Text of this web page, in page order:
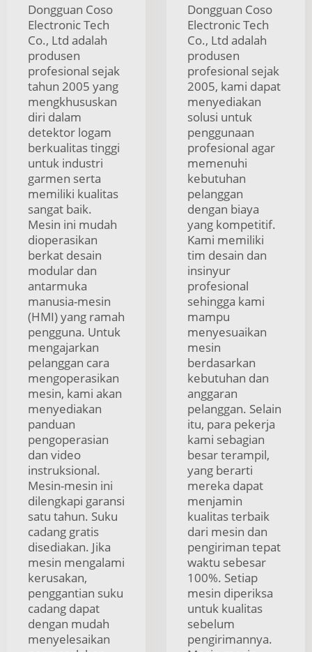
Dongguan Coso
Electronic Tech
Co., Ltd adalah
produsen
profesional sejak
tahun 2005 yang
mengkhususkan
diri dalam
detektor logam
berkualitas tinggi
untuk industri
garmen serta
memiliki kualitas
sangat baik.
Mesin ini mudah
dioperasikan
berkat desain
modular dan
antarmuka
manusia-mesin
(HMI) yang ramah
pengguna. Untuk
mengajarkan
pelanggan cara
mengoperasikan
mesin, kami akan
menyediakan
panduan
pengoperasian
dan video
instruksional.
Mesin-mesin ini
dilengkapi garansi
satu tahun. Suku
cadang gratis
disediakan. Jika
mesin mengalami
kerusakan,
penggantian suku
cadang dapat
dengan mudah
menyelesaikan
Dongguan Coso
Electronic Tech
Co., Ltd adalah
produsen
profesional sejak
2005, kami dapat
menyediakan
solusi untuk
penggunaan
profesional agar
memenuhi
kebutuhan
pelanggan
dengan biaya
yang kompetitif.
Kami memiliki
tim desain dan
insinyur
profesional
sehingga kami
mampu
menyesuaikan
mesin
berdasarkan
kebutuhan dan
anggaran
pelanggan. Selain
itu, para pekerja
kami sebagian
besar terampil,
yang berarti
mereka dapat
menjamin
kualitas terbaik
dari mesin dan
pengiriman tepat
waktu sebesar
100%. Setiap
mesin diperiksa
untuk kualitas
sebelum
pengirimannya.